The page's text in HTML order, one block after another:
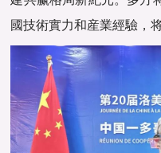
國技術實力和産業經驗，